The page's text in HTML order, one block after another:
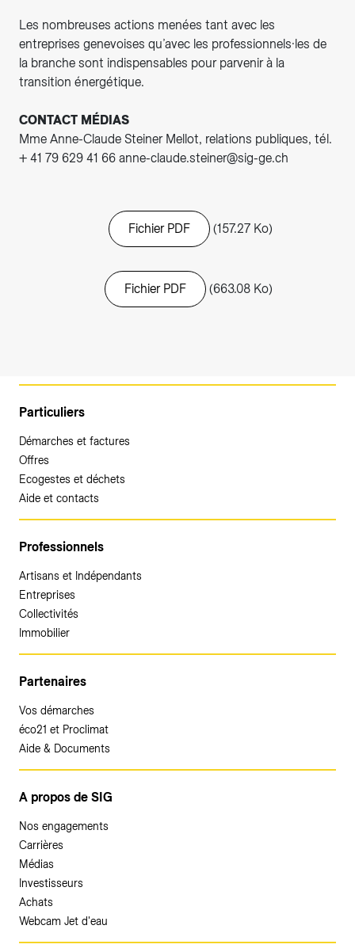
Les nombreuses actions menées tant avec les
entreprises genevoises qu’avec les professionnels·les de
la branche sont indispensables pour parvenir à la
transition énergétique.
CONTACT MÉDIAS
Mme Anne-Claude Steiner Mellot, relations publiques, tél.
+ 41 79 629 41 66 anne-claude.steiner@sig-ge.ch
Fichier PDF (157.27 Ko)
Fichier PDF (663.08 Ko)
Particuliers
Démarches et factures
Offres
Ecogestes et déchets
Aide et contacts
Professionnels
Artisans et Indépendants
Entreprises
Collectivités
Immobilier
Partenaires
Vos démarches
éco21 et Proclimat
Aide & Documents
A propos de SIG
Nos engagements
Carrières
Médias
Investisseurs
Achats
Webcam Jet d'eau